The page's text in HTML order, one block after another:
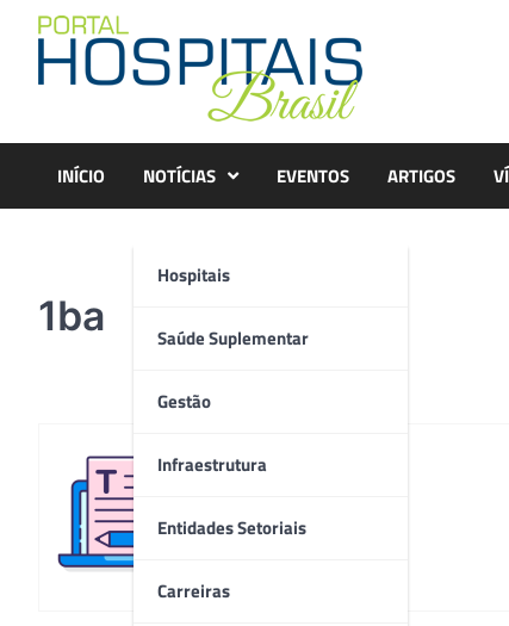
content
INÍCIO NOTÍCIAS
Hospitais
Saúde Suplementar
Gestão
Infraestrutura
Entidades Setoriais
Carreiras
EVENTOS ARTIGOS
1ba